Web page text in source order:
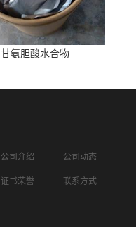
甘氨胆酸水合物
公司介绍 公司动态
证书荣誉 联系方式